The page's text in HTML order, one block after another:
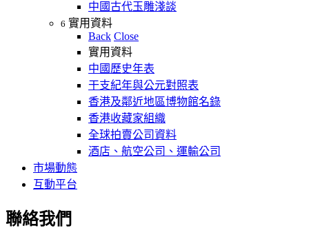
中國古代玉雕淺談
6 實用資料
Back Close
實用資料
中國歷史年表
干支紀年與公元對照表
香港及鄰近地區博物館名錄
香港收藏家組織
全球拍賣公司資料
酒店、航空公司、運輸公司
市場動態
互動平台
聯絡我們